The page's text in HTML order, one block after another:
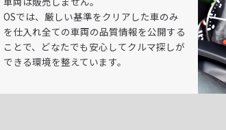
OSでは、厳しい基準をクリアした車のみ
を仕入れ全ての車両の品質情報を公開する
ことで、どなたでも安心してクルマ探しが
できる環境を整えています。